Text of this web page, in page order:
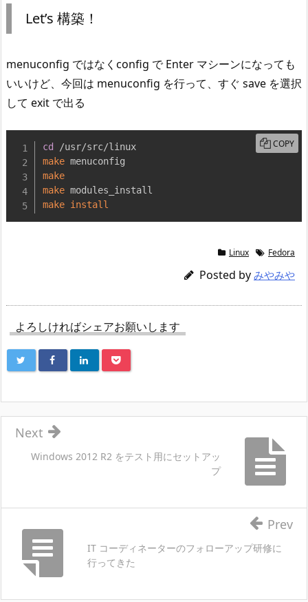
Let’s 構築！
menuconfig ではなくconfig で Enter マシーンになっても
いいけど、今回は menuconfig を行って、すぐ save を選択
して exit で出る
cd
make
make
make
make install
COPY
Linux Fedora
Posted by みやみや
よろしければシェアお願いします
Windows 2012 R2 をテスト用にセットアッ
プ
Next
IT コーディネーターのフォローアップ研修に
行ってきた
Prev